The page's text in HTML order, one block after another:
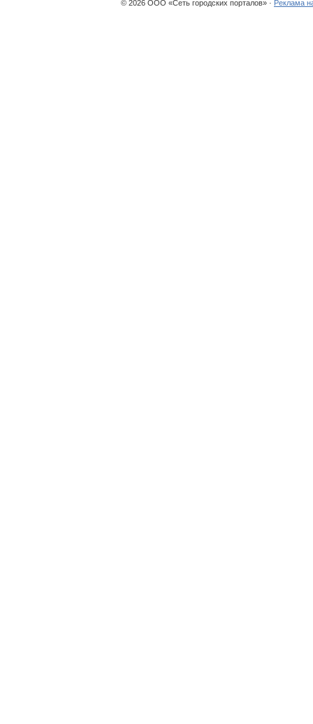
© 2026 ООО «Сеть городских порталов» · Реклама